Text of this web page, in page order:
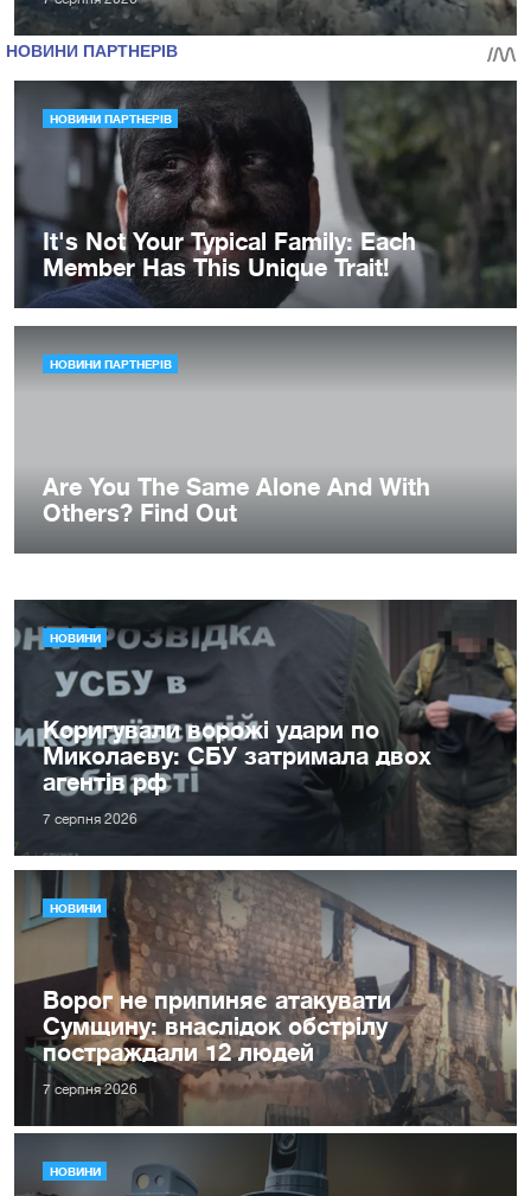
НОВИНИ
Коригували ворожі удари по
Миколаєву: СБУ затримала двох
агентів рф
7 серпня 2026
НОВИНИ
Ворог не припиняє атакувати
Сумщину: внаслідок обстрілу
постраждали 12 людей
7 серпня 2026
НОВИНИ